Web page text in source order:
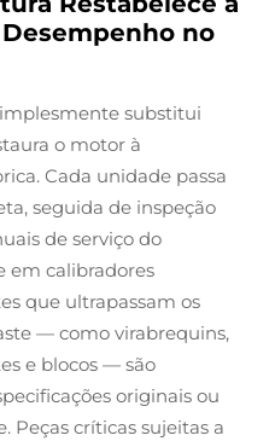
no
substitui
o motor à
Cada unidade passa
seguida de inspeção
de serviço do
em calibradores
que ultrapassam os
— como virabrequins,
e blocos — são
originais ou
Peças críticas sujeitas a